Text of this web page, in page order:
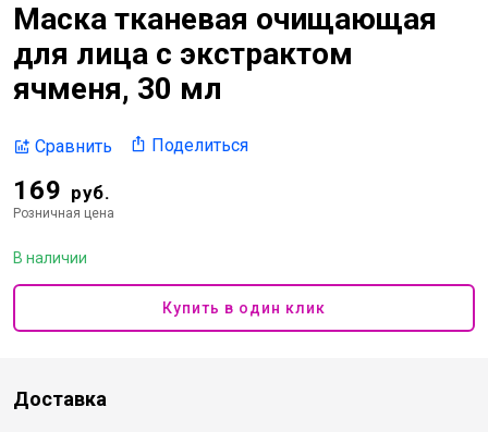
Маска тканевая очищающая
для лица с экcтрактом
ячменя, 30 мл
Сравнить Поделиться
169 руб.
Розничная цена
В наличии
Купить в один клик
Доставка